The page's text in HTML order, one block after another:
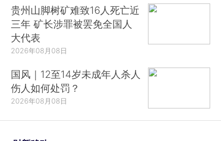
贵州山脚树矿难致16人死亡近
三年 矿长涉罪被罢免全国人
大代表
2026年08月08日
国风｜12至14岁未成年人杀人
伤人如何处罚？
2026年08月08日